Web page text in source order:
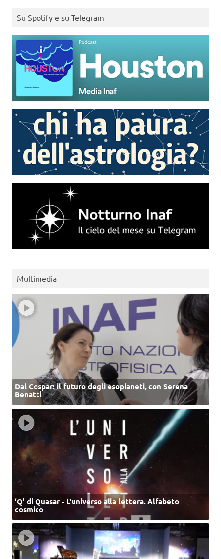
Su Spotify e su Telegram
Multimedia
Dal Cospar: il futuro degli esopianeti, con Serena
Benatti
‘Q’ di Quasar - L'universo alla lettera. Alfabeto
cosmico